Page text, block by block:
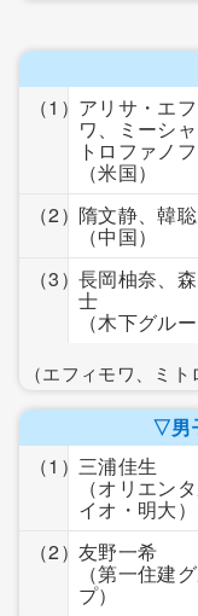
（1） アリサ・エ
ワ、ミーシャ
トロファノフ
（米国）
（2） 隋文静、韓聡
（中国）
（3）長岡柚奈、
士
（木下グルー
（エフィモワ、ミ
▽男
（1）三浦佳生
（オリエン
イオ・明大）
（2）友野一希
（第一住建
プ）